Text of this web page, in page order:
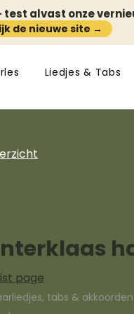
test alvast onze
de nieuwe site →
Liedjes & Tabs
page
tabs &